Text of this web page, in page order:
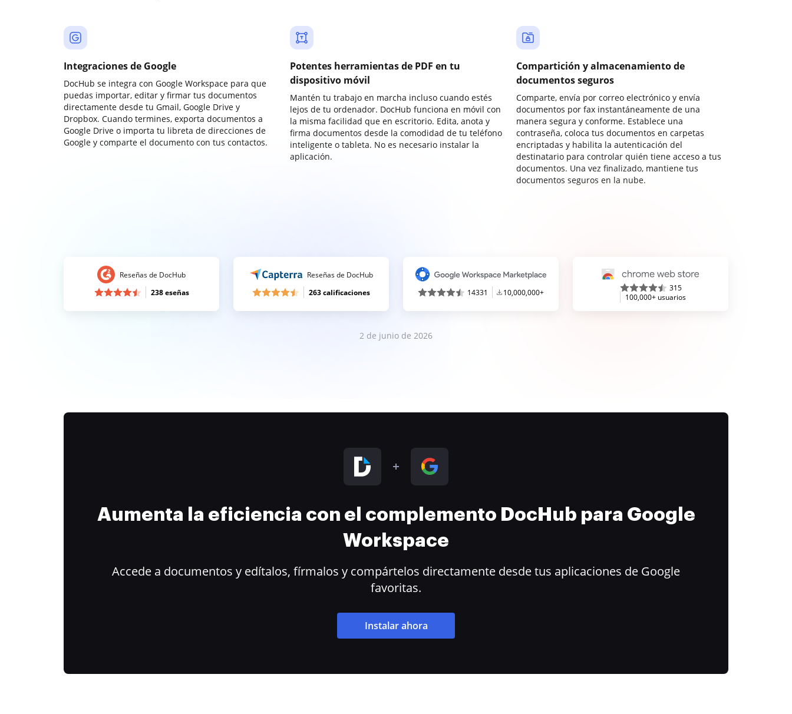
Integraciones de Google
DocHub se integra con Google Workspace para que
puedas importar, editar y firmar tus documentos
directamente desde tu Gmail, Google Drive y
Dropbox. Cuando termines, exporta documentos a
Google Drive o importa tu libreta de direcciones de
Google y comparte el documento con tus contactos.
Potentes herramientas de PDF en tu
dispositivo móvil
Mantén tu trabajo en marcha incluso cuando estés
lejos de tu ordenador. DocHub funciona en móvil con
la misma facilidad que en escritorio. Edita, anota y
firma documentos desde la comodidad de tu teléfono
inteligente o tableta. No es necesario instalar la
aplicación.
Compartición y almacenamiento de
documentos seguros
Comparte, envía por correo electrónico y envía
documentos por fax instantáneamente de una
manera segura y conforme. Establece una
contraseña, coloca tus documentos en carpetas
encriptadas y habilita la autenticación del
destinatario para controlar quién tiene acceso a tus
documentos. Una vez finalizado, mantiene tus
documentos seguros en la nube.
Reseñas de DocHub
238 eseñas
Reseñas de DocHub
263 calificaciones
14331 10,000,000+
315
100,000+ usuarios
2 de junio de 2026
Aumenta la eficiencia con el complemento DocHub para Google
Workspace
Accede a documentos y edítalos, fírmalos y compártelos directamente desde tus aplicaciones de Google
favoritas.
Instalar ahora